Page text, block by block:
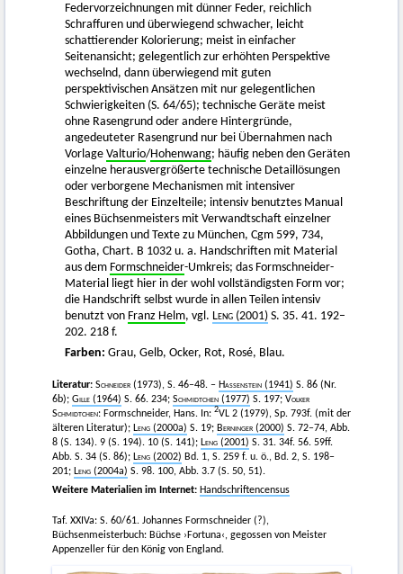
Federvorzeichnungen mit dünner Feder, reichlich
Schraffuren und überwiegend schwacher, leicht
schattierender Kolorierung; meist in einfacher
Seitenansicht; gelegentlich zur erhöhten Perspektive
wechselnd, dann überwiegend mit guten
perspektivischen Ansätzen mit nur gelegentlichen
Schwierigkeiten (S. 64/65); technische Geräte meist
ohne Rasengrund oder andere Hintergründe,
angedeuteter Rasengrund nur bei Übernahmen nach
Vorlage Valturio/Hohenwang; häufig neben den Geräten
einzelne herausvergrößerte technische Detaillösungen
oder verborgene Mechanismen mit intensiver
Beschriftung der Einzelteile; intensiv benutztes Manual
eines Büchsenmeisters mit Verwandtschaft einzelner
Abbildungen und Texte zu München, Cgm 599, 734,
Gotha, Chart. B 1032 u. a. Handschriften mit Material
aus dem Formschneider-Umkreis; das Formschneider-
Material liegt hier in der wohl vollständigsten Form vor;
die Handschrift selbst wurde in allen Teilen intensiv
benutzt von Franz Helm, vgl. Leng (2001) S. 35. 41. 192–
202. 218 f.
Farben: Grau, Gelb, Ocker, Rot, Rosé, Blau.
Literatur: Schneider (1973), S. 46–48. – Hassenstein (1941) S. 86 (Nr.
6b); Gille (1964) S. 66. 234; Schmidtchen (1977) S. 197; Volker
Schmidtchen: Formschneider, Hans. In: 2VL 2 (1979), Sp. 793f. (mit der
älteren Literatur); Leng (2000a) S. 19; Berninger (2000) S. 72–74, Abb.
8 (S. 134). 9 (S. 194). 10 (S. 141); Leng (2001) S. 31. 34f. 56. 59ff.
Abb. S. 34 (S. 86); Leng (2002) Bd. 1, S. 259 f. u. ö., Bd. 2, S. 198–
201; Leng (2004a) S. 98. 100, Abb. 3.7 (S. 50, 51).
Weitere Materialien im Internet: Handschriftencensus
Taf. XXIVa: S. 60/61. Johannes Formschneider (?),
Büchsenmeisterbuch: Büchse ›Fortuna‹, gegossen von Meister
Appenzeller für den König von England.